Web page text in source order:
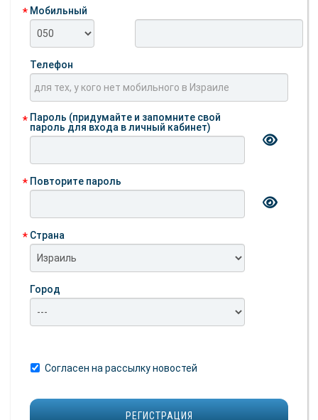
Мобильный
Телефон
Пароль (придумайте и запомните свой
пароль для входа в личный кабинет)
Повторите пароль
Страна
Город
Согласен на рассылку новостей